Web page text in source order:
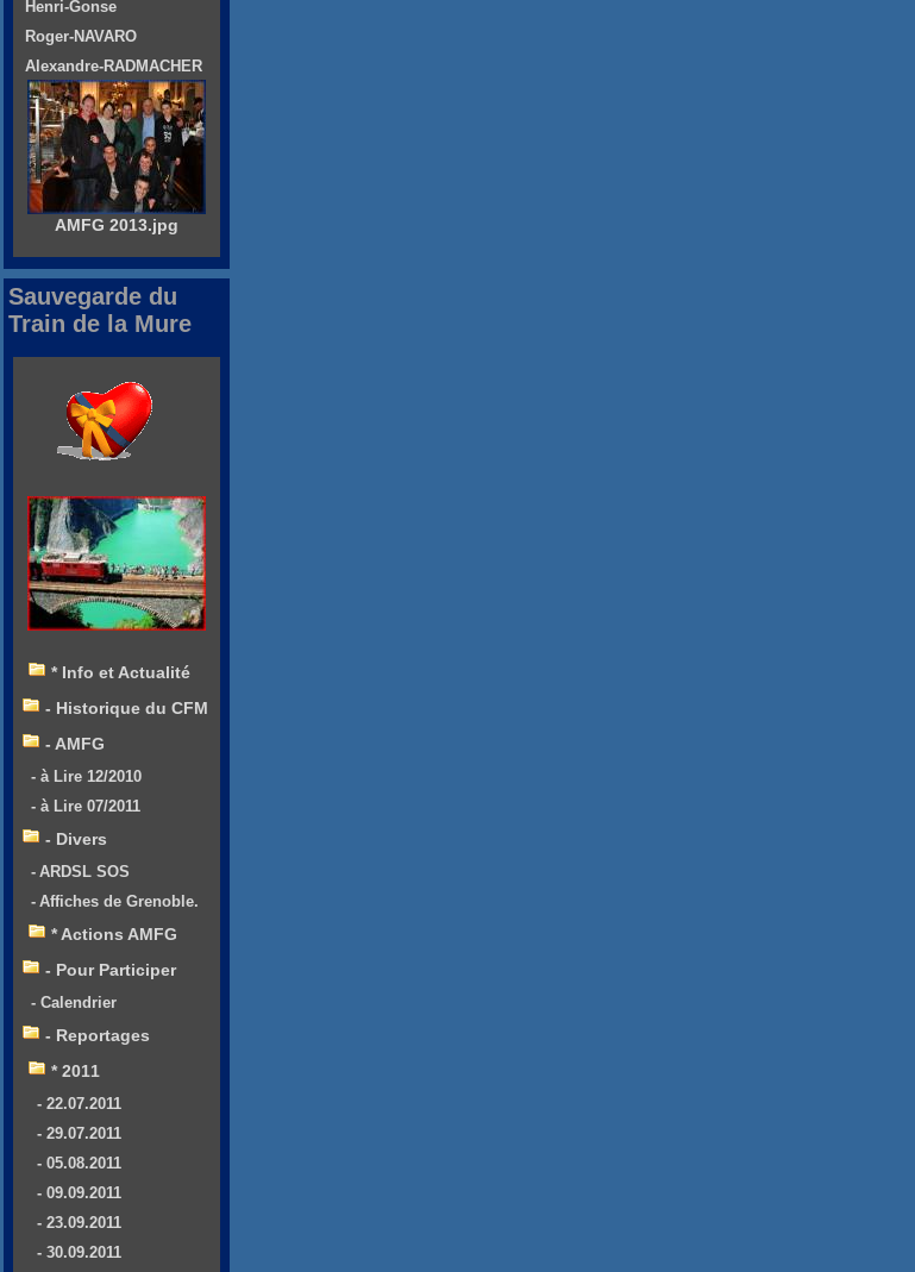
Henri-Gonse
Roger-NAVARO
Alexandre-RADMACHER
AMFG 2013.jpg
Sauvegarde du
Train de la Mure
* Info et Actualité
- Historique du CFM
- AMFG
- à Lire 12/2010
- à Lire 07/2011
- Divers
- ARDSL SOS
- Affiches de Grenoble.
* Actions AMFG
- Pour Participer
- Calendrier
- Reportages
* 2011
- 22.07.2011
- 29.07.2011
- 05.08.2011
- 09.09.2011
- 23.09.2011
- 30.09.2011